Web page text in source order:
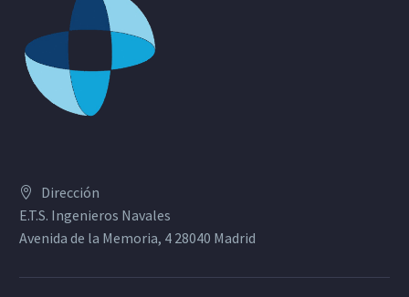
Dirección
E.T.S. Ingenieros Navales
Avenida de la Memoria, 4 28040 Madrid